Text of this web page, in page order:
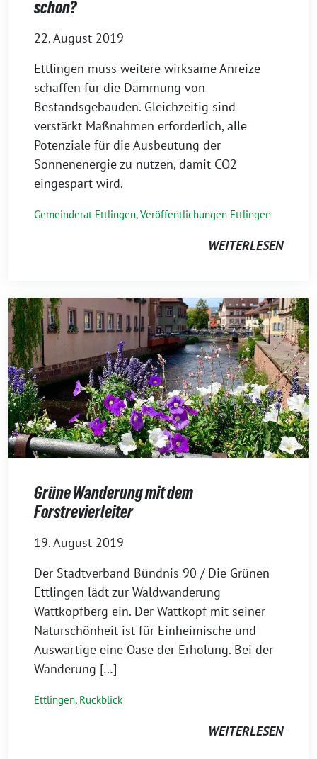
schon?
22. August 2019
Ettlingen muss weitere wirksame Anreize
schaffen für die Dämmung von
Bestandsgebäuden. Gleichzeitig sind
verstärkt Maßnahmen erforderlich, alle
Potenziale für die Ausbeutung der
Sonnenenergie zu nutzen, damit CO2
eingespart wird.
Gemeinderat Ettlingen,Veröffentlichungen Ettlingen
WEITERLESEN
Grüne Wanderung mit dem
Forstrevierleiter
19. August 2019
Der Stadtverband Bündnis 90 / Die Grünen
Ettlingen lädt zur Waldwanderung
Wattkopfberg ein. Der Wattkopf mit seiner
Naturschönheit ist für Einheimische und
Auswärtige eine Oase der Erholung. Bei der
Wanderung […]
Ettlingen, Rückblick
WEITERLESEN